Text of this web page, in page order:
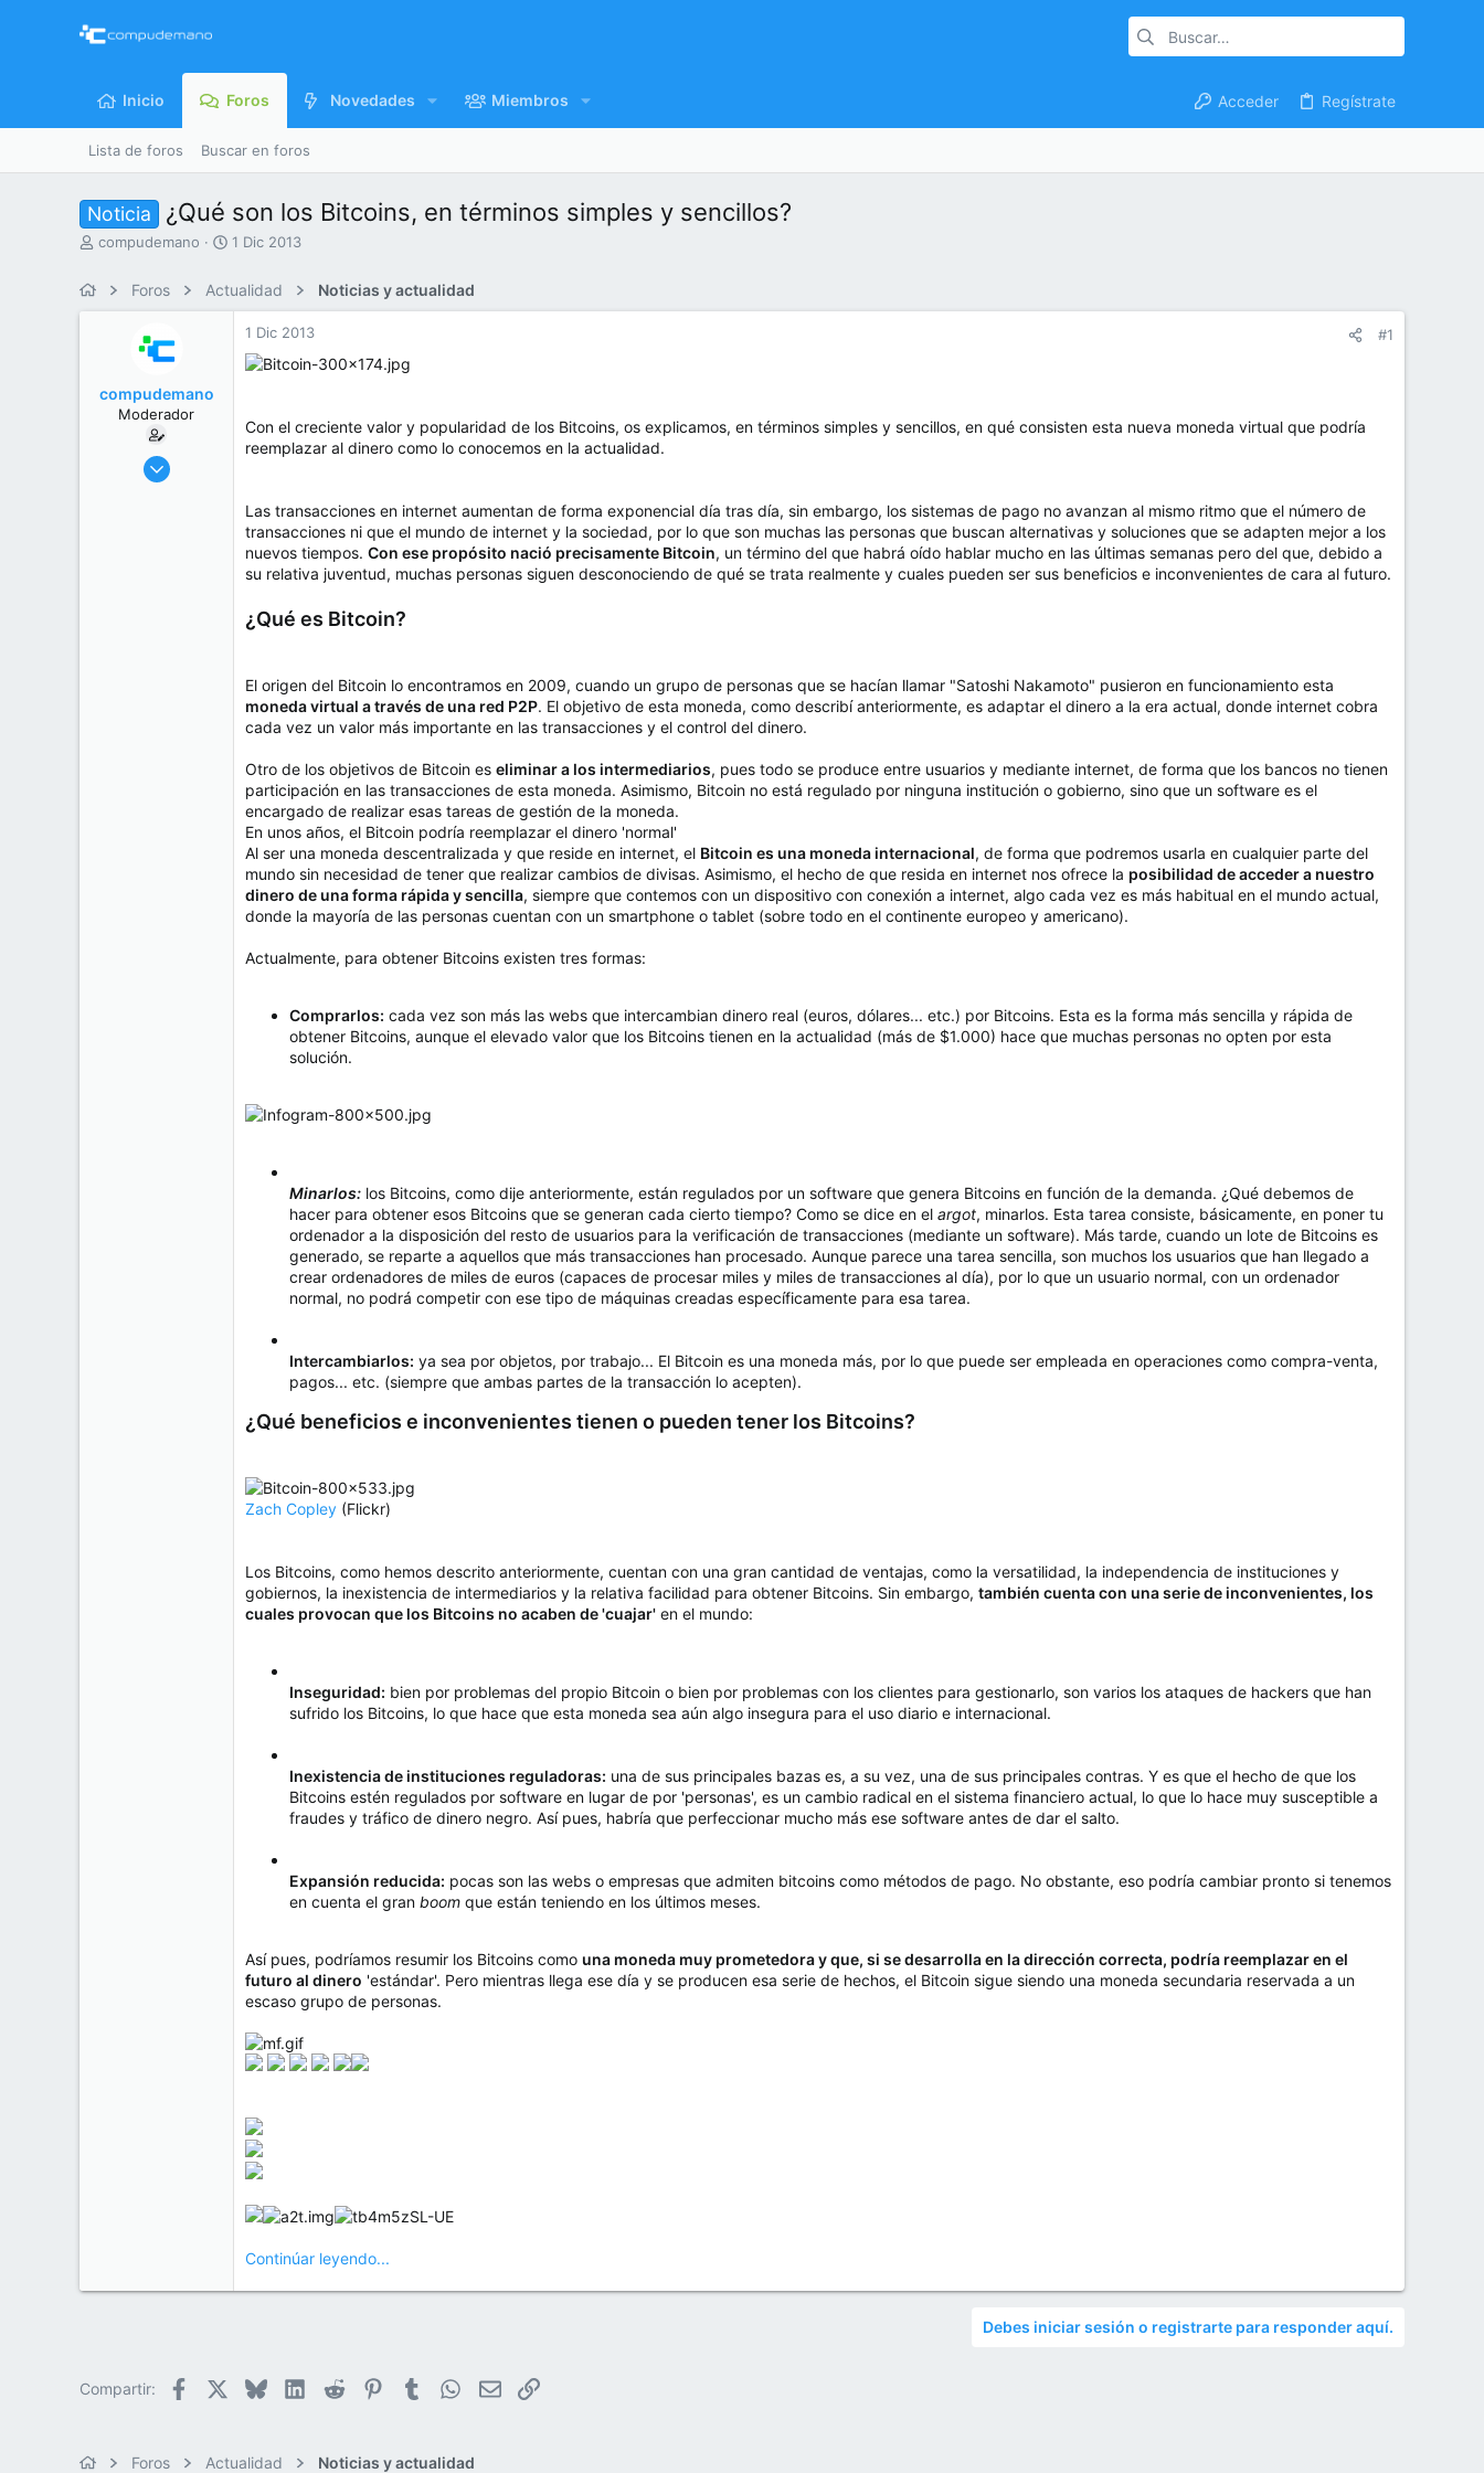
Inicio Foros Novedades Miembros Acceder Regístrate
Lista de foros Buscar en foros
Noticia ¿Qué son los Bitcoins, en términos simples y sencillos?
I
r
compudemano
F
h
1 Dic 2013
Foros Actualidad Noticias y actualidad
compudemano
Moderador
26 Jul 2013
1 Dic 2013 #1
Con el creciente valor y popularidad de los Bitcoins, os explicamos, en términos simples y sencillos, en qué consisten esta nueva moneda virtual que podría
reemplazar al dinero como lo conocemos en la actualidad.
Las transacciones en internet aumentan de forma exponencial día tras día, sin embargo, los sistemas de pago no avanzan al mismo ritmo que el número de
transacciones ni que el mundo de internet y la sociedad, por lo que son muchas las personas que buscan alternativas y soluciones que se adapten mejor a los
nuevos tiempos. Con ese propósito nació precisamente Bitcoin, un término del que habrá oído hablar mucho en las últimas semanas pero del que, debido a
su relativa juventud, muchas personas siguen desconociendo de qué se trata realmente y cuales pueden ser sus beneficios e inconvenientes de cara al futuro.
¿Qué es Bitcoin?
El origen del Bitcoin lo encontramos en 2009, cuando un grupo de personas que se hacían llamar "Satoshi Nakamoto" pusieron en funcionamiento esta
moneda virtual a través de una red P2P. El objetivo de esta moneda, como describí anteriormente, es adaptar el dinero a la era actual, donde internet cobra
cada vez un valor más importante en las transacciones y el control del dinero.
Otro de los objetivos de Bitcoin es eliminar a los intermediarios, pues todo se produce entre usuarios y mediante internet, de forma que los bancos no tienen
participación en las transacciones de esta moneda. Asimismo, Bitcoin no está regulado por ninguna institución o gobierno, sino que un software es el
encargado de realizar esas tareas de gestión de la moneda.
En unos años, el Bitcoin podría reemplazar el dinero 'normal'
Al ser una moneda descentralizada y que reside en internet, el Bitcoin es una moneda internacional, de forma que podremos usarla en cualquier parte del
mundo sin necesidad de tener que realizar cambios de divisas. Asimismo, el hecho de que resida en internet nos ofrece la posibilidad de acceder a nuestro
dinero de una forma rápida y sencilla, siempre que contemos con un dispositivo con conexión a internet, algo cada vez es más habitual en el mundo actual,
donde la mayoría de las personas cuentan con un smartphone o tablet (sobre todo en el continente europeo y americano).
Actualmente, para obtener Bitcoins existen tres formas:
Comprarlos: cada vez son más las webs que intercambian dinero real (euros, dólares... etc.) por Bitcoins. Esta es la forma más sencilla y rápida de
obtener Bitcoins, aunque el elevado valor que los Bitcoins tienen en la actualidad (más de $1.000) hace que muchas personas no opten por esta
solución.
Minarlos: los Bitcoins, como dije anteriormente, están regulados por un software que genera Bitcoins en función de la demanda. ¿Qué debemos de
hacer para obtener esos Bitcoins que se generan cada cierto tiempo? Como se dice en el argot, minarlos. Esta tarea consiste, básicamente, en poner tu
ordenador a la disposición del resto de usuarios para la verificación de transacciones (mediante un software). Más tarde, cuando un lote de Bitcoins es
generado, se reparte a aquellos que más transacciones han procesado. Aunque parece una tarea sencilla, son muchos los usuarios que han llegado a
crear ordenadores de miles de euros (capaces de procesar miles y miles de transacciones al día), por lo que un usuario normal, con un ordenador
normal, no podrá competir con ese tipo de máquinas creadas específicamente para esa tarea.
Intercambiarlos: ya sea por objetos, por trabajo... El Bitcoin es una moneda más, por lo que puede ser empleada en operaciones como compra-venta,
pagos... etc. (siempre que ambas partes de la transacción lo acepten).
¿Qué beneficios e inconvenientes tienen o pueden tener los Bitcoins?
Zach Copley (Flickr)
Los Bitcoins, como hemos descrito anteriormente, cuentan con una gran cantidad de ventajas, como la versatilidad, la independencia de instituciones y
gobiernos, la inexistencia de intermediarios y la relativa facilidad para obtener Bitcoins. Sin embargo, también cuenta con una serie de inconvenientes, los
cuales provocan que los Bitcoins no acaben de 'cuajar' en el mundo:
Inseguridad: bien por problemas del propio Bitcoin o bien por problemas con los clientes para gestionarlo, son varios los ataques de hackers que han
sufrido los Bitcoins, lo que hace que esta moneda sea aún algo insegura para el uso diario e internacional.
Inexistencia de instituciones reguladoras: una de sus principales bazas es, a su vez, una de sus principales contras. Y es que el hecho de que los
Bitcoins estén regulados por software en lugar de por 'personas', es un cambio radical en el sistema financiero actual, lo que lo hace muy susceptible a
fraudes y tráfico de dinero negro. Así pues, habría que perfeccionar mucho más ese software antes de dar el salto.
Expansión reducida: pocas son las webs o empresas que admiten bitcoins como métodos de pago. No obstante, eso podría cambiar pronto si tenemos
en cuenta el gran boom que están teniendo en los últimos meses.
Así pues, podríamos resumir los Bitcoins como una moneda muy prometedora y que, si se desarrolla en la dirección correcta, podría reemplazar en el
futuro al dinero 'estándar'. Pero mientras llega ese día y se producen esa serie de hechos, el Bitcoin sigue siendo una moneda secundaria reservada a un
escaso grupo de personas.
Continúar leyendo...
Debes iniciar sesión o registrarte para responder aquí.
Compartir: Facebook BlueskyLinkedIn
Reddit PinterestTumblr WhatsApp
EmailEnlace
Foros Actualidad Noticias y actualidad